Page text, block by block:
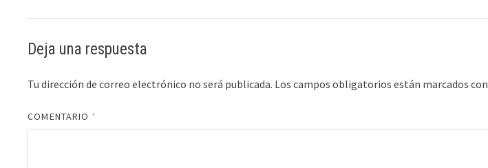
Deja una respuesta
Tu dirección de correo electrónico no será publicada. Los campos obligatorios están marcados con
COMENTARIO *